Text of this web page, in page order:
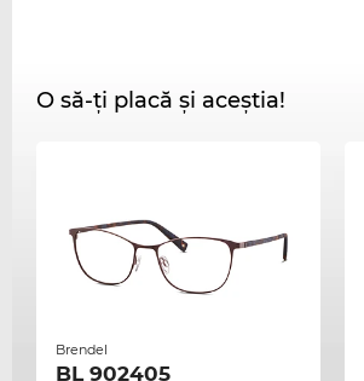
O să-ți placă și aceștia!
Brendel
BL 902405